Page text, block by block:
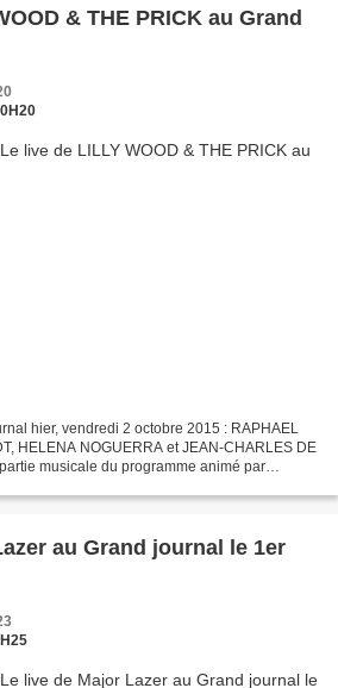
& THE PRICK au Grand
hier, vendredi 2 octobre 2015 : RAPHAEL
HELENA NOGUERRA et JEAN-CHARLES DE
musicale du programme animé par
au Grand journal le 1er